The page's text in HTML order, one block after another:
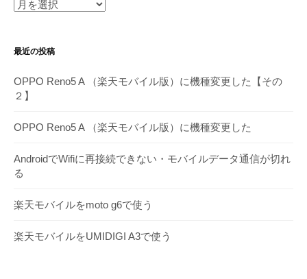
月
ー
イ
ブ
最近の投稿
OPPO Reno5 A （楽天モバイル版）に機種変更した【その
２】
OPPO Reno5 A （楽天モバイル版）に機種変更した
AndroidでWifiに再接続できない・モバイルデータ通信が切れ
る
楽天モバイルをmoto g6で使う
楽天モバイルをUMIDIGI A3で使う